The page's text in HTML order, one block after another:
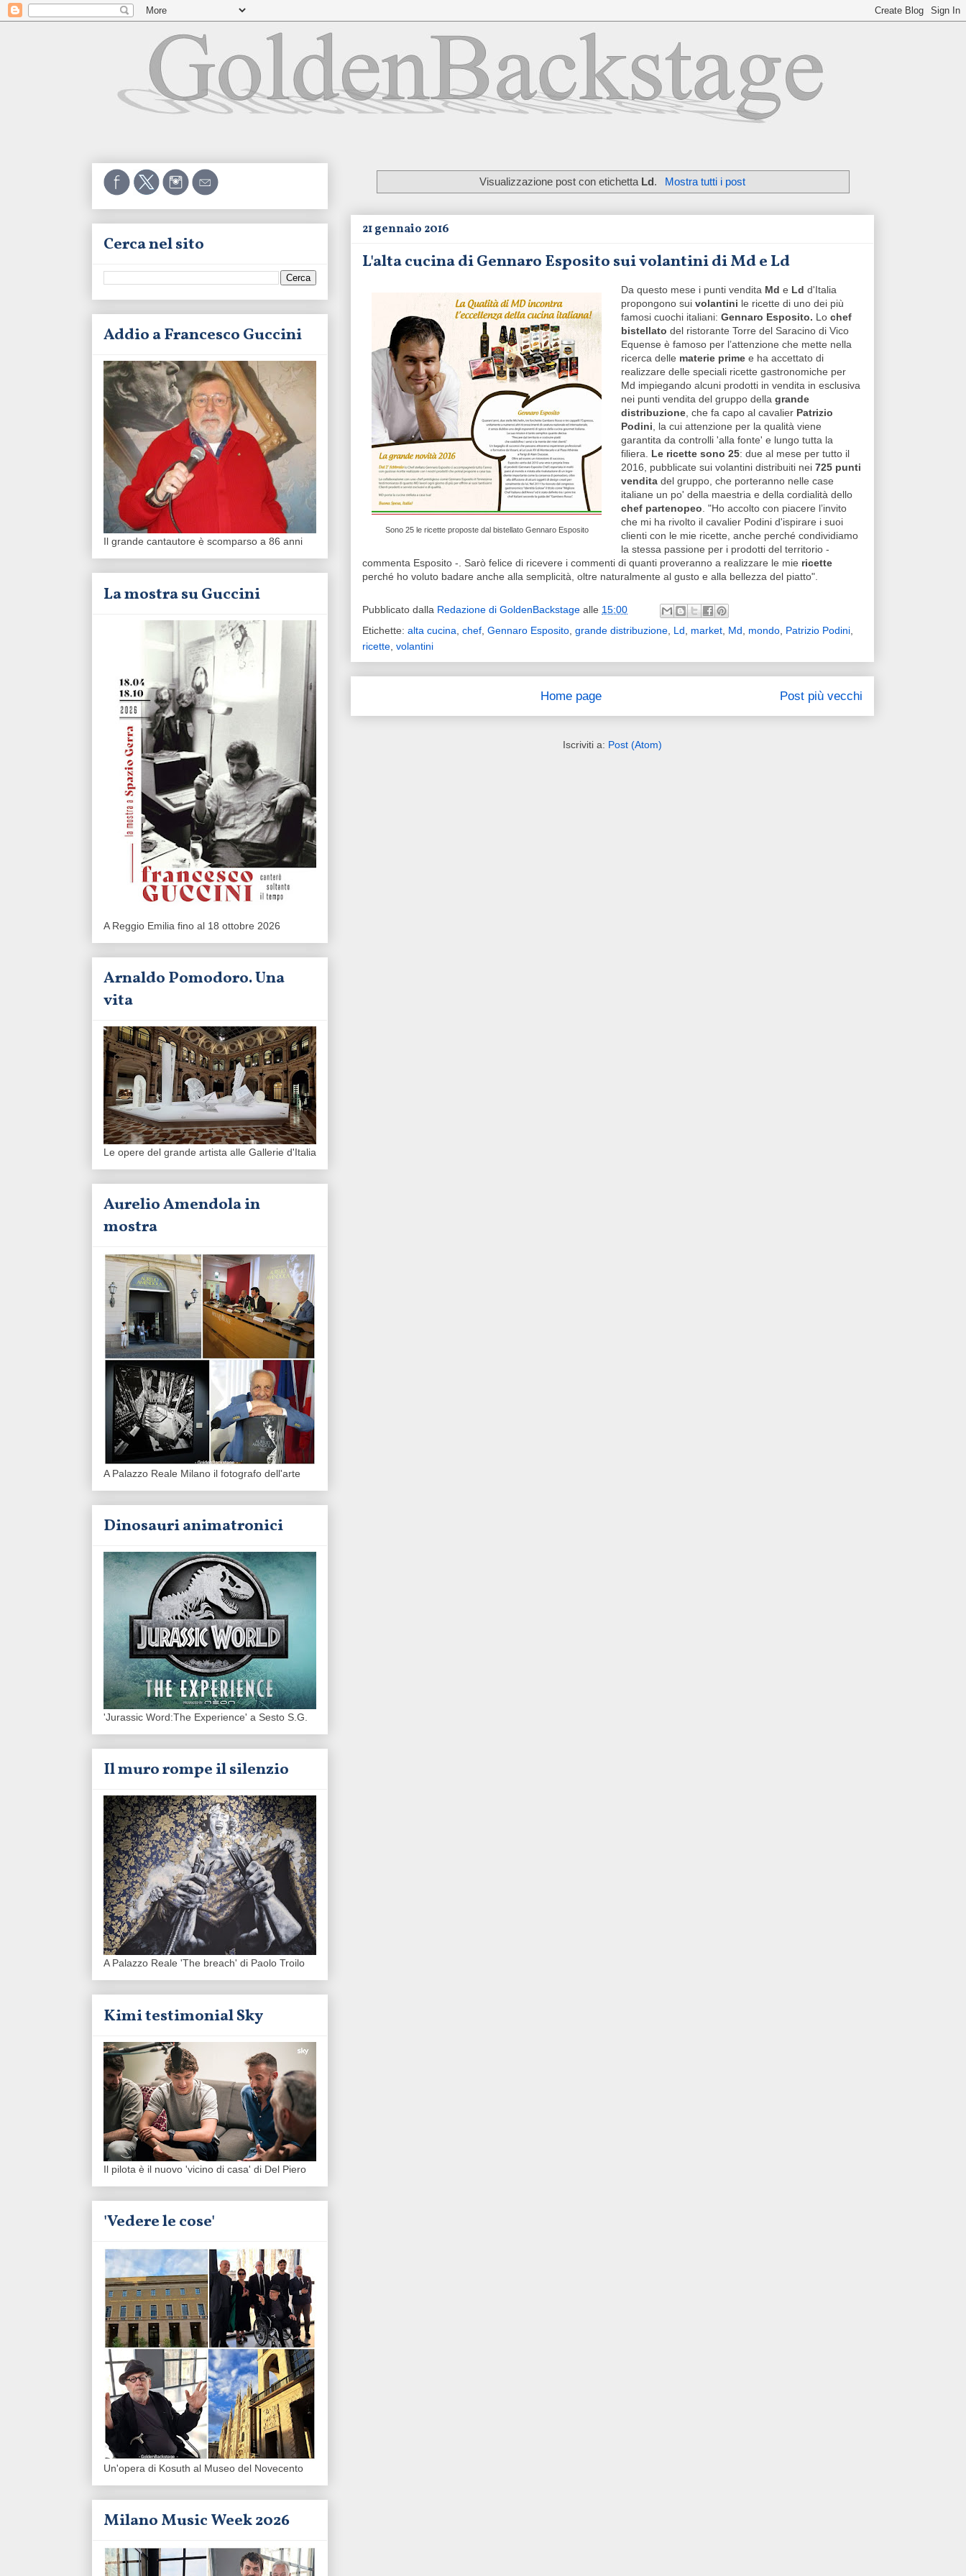
Visualizzazione post con etichetta Ld. Mostra tutti i post
21 gennaio 2016
L'alta cucina di Gennaro Esposito sui volantini di Md e Ld
Sono 25 le ricette proposte dal bistellato Gennaro Esposito
Da questo mese i punti vendita Md e Ld d'Italia
propongono sui volantini le ricette di uno dei più
famosi cuochi italiani: Gennaro Esposito. Lo chef
bistellato del ristorante Torre del Saracino di Vico
Equense è famoso per l’attenzione che mette nella
ricerca delle materie prime e ha accettato di
realizzare delle speciali ricette gastronomiche per
Md impiegando alcuni prodotti in vendita in esclusiva
nei punti vendita del gruppo della grande
distribuzione, che fa capo al cavalier Patrizio
Podini, la cui attenzione per la qualità viene
garantita da controlli 'alla fonte' e lungo tutta la
filiera. Le ricette sono 25: due al mese per tutto il
2016, pubblicate sui volantini distribuiti nei 725 punti
vendita del gruppo, che porteranno nelle case
italiane un po' della maestria e della cordialità dello
chef partenopeo. "Ho accolto con piacere l’invito
che mi ha rivolto il cavalier Podini d'ispirare i suoi
clienti con le mie ricette, anche perché condividiamo
la stessa passione per i prodotti del territorio -
commenta Esposito -. Sarò felice di ricevere i commenti di quanti proveranno a realizzare le mie ricette
perché ho voluto badare anche alla semplicità, oltre naturalmente al gusto e alla bellezza del piatto".
Pubblicato dalla Redazione di GoldenBackstage alle 15:00
Etichette: alta cucina, chef, Gennaro Esposito, grande distribuzione, Ld, market, Md, mondo, Patrizio Podini,
ricette, volantini
Post più vecchi
Home page
Iscriviti a: Post (Atom)
Cerca nel sito
Addio a Francesco Guccini
Il grande cantautore è scomparso a 86 anni
La mostra su Guccini
A Reggio Emilia fino al 18 ottobre 2026
Arnaldo Pomodoro. Una
vita
Le opere del grande artista alle Gallerie d'Italia
Aurelio Amendola in
mostra
A Palazzo Reale Milano il fotografo dell'arte
Dinosauri animatronici
'Jurassic Word:The Experience' a Sesto S.G.
Il muro rompe il silenzio
A Palazzo Reale 'The breach' di Paolo Troilo
Kimi testimonial Sky
Il pilota è il nuovo 'vicino di casa' di Del Piero
'Vedere le cose'
Un'opera di Kosuth al Museo del Novecento
Milano Music Week 2026